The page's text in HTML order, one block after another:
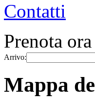
Contatti
Prenota ora
Arrivo:
Mappa